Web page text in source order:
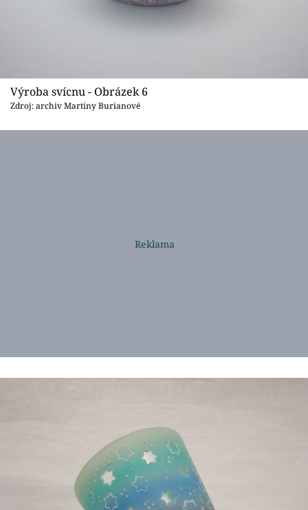
Výroba svícnu - Obrázek 6
Zdroj: archiv Martiny Burianové